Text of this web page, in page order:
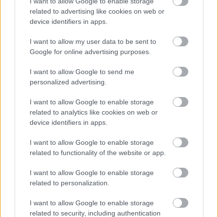
related to advertising like cookies on web or
device identifiers in apps.
I want to allow my user data to be sent to
Google for online advertising purposes.
I want to allow Google to send me
personalized advertising.
I want to allow Google to enable storage
related to analytics like cookies on web or
device identifiers in apps.
I want to allow Google to enable storage
related to functionality of the website or app.
I want to allow Google to enable storage
related to personalization.
I want to allow Google to enable storage
related to security, including authentication
képes létrehozni. És ami egyszerre ébresztett
bennem nosztalgikus érzéseket, és frissített fel a
szemléletével. Samurai Gourmet. A sorozat
főszereplője Takeshi Kasumi, egy 60 éves, frissen…
Imádott énekelni a világ